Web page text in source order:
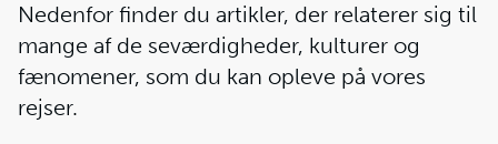
Rejsekalender
Inspiration
Nedenfor finder du artikler, der relaterer sig til
mange af de seværdigheder, kulturer og
fænomener, som du kan opleve på vores
rejser.